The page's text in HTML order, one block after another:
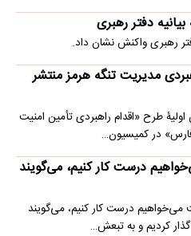
دفتر رهبری
رهبری واکنش نشان داد.
مدیریت تنگه هرمز منتشر
طرح «اقدام راهبردی تأمین امنیت
در کمیسیون…
می‌خواهیم درست کار کنیم، می‌گویند
گفت: ۴۷ سال است می‌خواهیم درست کار کنیم، می‌گویند
کردیم و به تبعش…